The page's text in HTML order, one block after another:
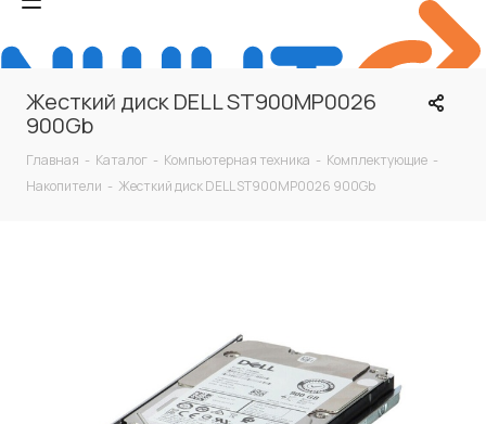
Жесткий диск DELL ST900MP0026
900Gb
Главная - Каталог - Компьютерная техника - Комплектующие -
Накопители - Жесткий диск DELL ST900MP0026 900Gb